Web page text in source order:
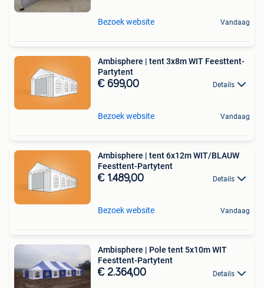
Bezoek website Vandaag
Ambisphere | tent 3x8m WIT Feesttent-
Partytent
€ 699,00 Details
Bezoek website Vandaag
Ambisphere | tent 6x12m WIT/BLAUW
Feesttent-Partytent
€ 1.489,00 Details
Bezoek website Vandaag
Ambisphere | Pole tent 5x10m WIT
Feesttent-Partytent
€ 2.364,00 Details